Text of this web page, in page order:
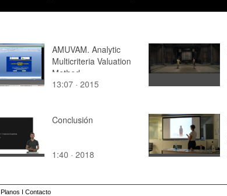
AMUVAM. Analytic
Multicriteria Valuation
Method
13:07 · 2015
Conclusión
1:40 · 2018
Planos I Contacto